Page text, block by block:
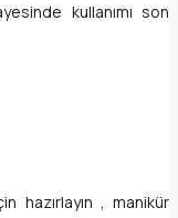
kullanımı son
hazırlayın , manikür